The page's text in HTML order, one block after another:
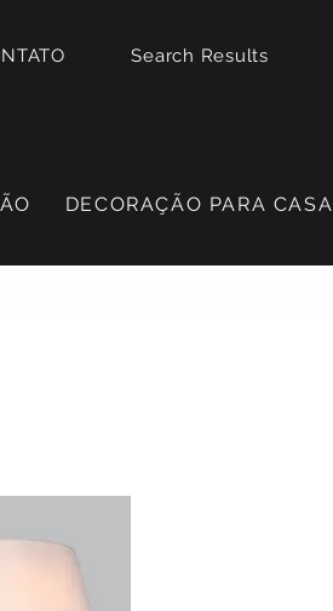
Search Results
DECORAÇÃO PARA CASA